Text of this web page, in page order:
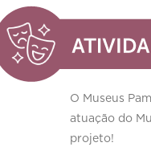
O Museus
atuação do
projeto!